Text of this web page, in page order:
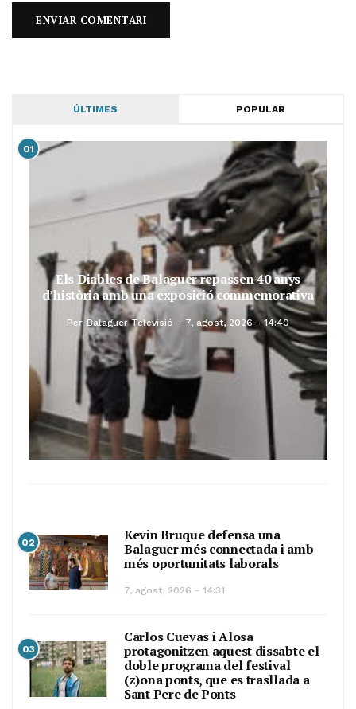
ÚLTIMES POPULAR
01
Els Diables de Balaguer repassen 40 anys
d’història amb una exposició commemorativa
Per Balaguer Televisió 7, agost, 2026 - 14:40
02
Kevin Bruque defensa una
Balaguer més connectada i amb
més oportunitats laborals
7, agost, 2026 - 14:31
03
Carlos Cuevas i Alosa
protagonitzen aquest dissabte el
doble programa del festival
(z)ona ponts, que es trasllada a
Sant Pere de Ponts